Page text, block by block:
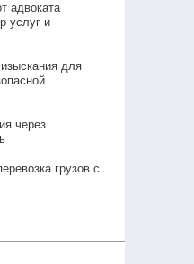
адвоката
услуг и
для
через
грузов с